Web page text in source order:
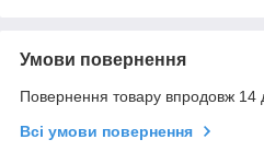
Умови повернення
Повернення товару впродовж 14
Всі умови повернення